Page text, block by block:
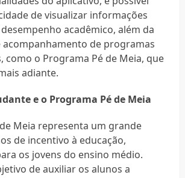
de visualizar informações
acadêmico, além da
acompanhamento de programas
como o Programa Pé de Meia, que
adiante.
e o Programa Pé de Meia
Meia representa um grande
de incentivo à educação,
os jovens do ensino médio.
de auxiliar os alunos a